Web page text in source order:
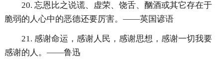
20. 忘恩比之说谎、虚荣、饶舌、酗酒或其它存在于
脆弱的人心中的恶德还要厉害。——英国谚语
21. 感谢命运，感谢人民，感谢思想，感谢一切我要
感谢的人。——鲁迅